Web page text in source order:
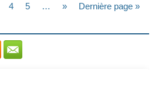
4 5 … » Dernière page »